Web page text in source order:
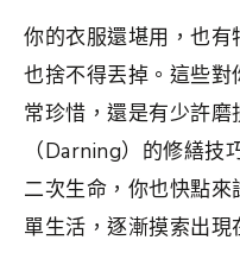
你的衣服還堪用，也
也捨不得丟掉。這些
常珍惜，還是有少許磨
（Darning）的修繕技
二次生命，你也快點
單生活，逐漸摸索出